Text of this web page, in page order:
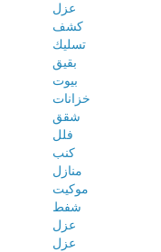
عزل
كشف
تسليك
بقيق
بيوت
خزانات
شقق
فلل
كنب
منازل
موكيت
شفط
عزل
عزل